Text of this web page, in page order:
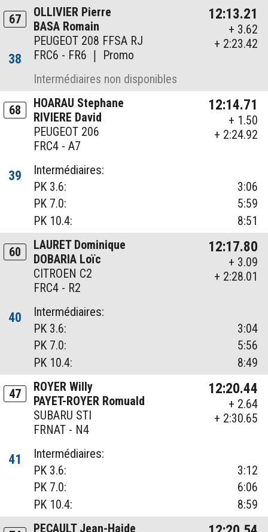
67
OLLIVIER Pierre
BASA Romain
PEUGEOT 208 FFSA RJ
FRC6 - FR6 ❘ Promo
12:13.21
+ 3.62
+ 2:23.42
38
Intermédiaires non disponibles
68
HOARAU Stephane
RIVIERE David
PEUGEOT 206
FRC4 - A7
12:14.71
+ 1.50
+ 2:24.92
39
Intermédiaires:
PK 3.6:
3:06
PK 7.0:
5:59
PK 10.4:
8:51
60
LAURET Dominique
DOBARIA Loïc
CITROEN C2
FRC4 - R2
12:17.80
+ 3.09
+ 2:28.01
40
Intermédiaires:
PK 3.6:
3:04
PK 7.0:
5:56
PK 10.4:
8:49
47
ROYER Willy
PAYET-ROYER Romuald
SUBARU STI
FRNAT - N4
12:20.44
+ 2.64
+ 2:30.65
41
Intermédiaires:
PK 3.6:
3:12
PK 7.0:
6:06
PK 10.4:
8:59
PECAULT Jean-Haide